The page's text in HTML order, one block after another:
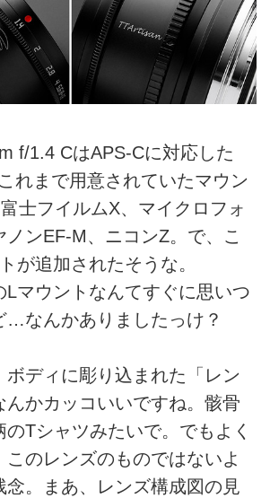
f/1.4 CはAPS-Cに対応した
れまで用意されていたマウン
士フイルムX、マイクロフォ
ノンEF-M、ニコンZ。で、こ
が追加されたそうな。
Lマウントなんてすぐに思いつ
…なんかありましたっけ？
ボディに彫り込まれた「レン
んかカッコいいですね。骸骨
のTシャツみたいで。でもよく
このレンズのものではないよ
念。まあ、レンズ構成図の見